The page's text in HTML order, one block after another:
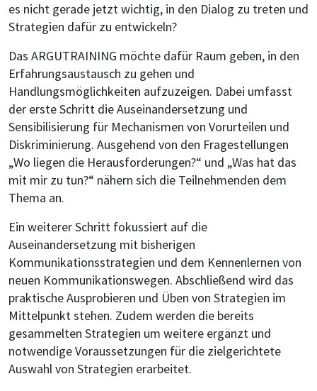
es nicht gerade jetzt wichtig, in den Dialog zu treten und
Strategien dafür zu entwickeln?
Das ARGUTRAINING möchte dafür Raum geben, in den
Erfahrungsaustausch zu gehen und
Handlungsmöglichkeiten aufzuzeigen. Dabei umfasst
der erste Schritt die Auseinandersetzung und
Sensibilisierung für Mechanismen von Vorurteilen und
Diskriminierung. Ausgehend von den Fragestellungen
„Wo liegen die Herausforderungen?“ und „Was hat das
mit mir zu tun?“ nähern sich die Teilnehmenden dem
Thema an.
Ein weiterer Schritt fokussiert auf die
Auseinandersetzung mit bisherigen
Kommunikationsstrategien und dem Kennenlernen von
neuen Kommunikationswegen. Abschließend wird das
praktische Ausprobieren und Üben von Strategien im
Mittelpunkt stehen. Zudem werden die bereits
gesammelten Strategien um weitere ergänzt und
notwendige Voraussetzungen für die zielgerichtete
Auswahl von Strategien erarbeitet.